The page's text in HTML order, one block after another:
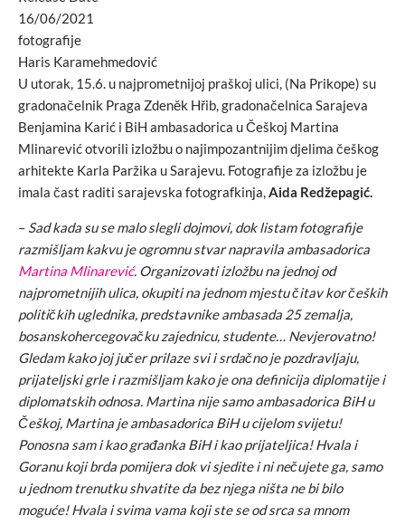
16/06/2021
fotografije
Haris Karamehmedović
U utorak, 15.6. u najprometnijoj praškoj ulici, (Na Prikope) su
gradonačelnik Praga Zdeněk Hřib, gradonačelnica Sarajeva
Benjamina Karić i BiH ambasadorica u Češkoj Martina
Mlinarević otvorili izložbu o najimpozantnijim djelima češkog
arhitekte Karla Paržika u Sarajevu. Fotografije za izložbu je
imala čast raditi sarajevska fotografkinja,Aida Redžepagić.
– Sad kada su se malo slegli dojmovi, dok listam fotografije
razmišljam kakvu je ogromnu stvar napravila ambasadorica
Martina Mlinarević. Organizovati izložbu na jednoj od
najprometnijih ulica, okupiti na jednom mjestu čitav kor čeških
političkih uglednika, predstavnike ambasada 25 zemalja,
bosanskohercegovačku zajednicu, studente… Nevjerovatno!
Gledam kako joj jučer prilaze svi i srdačno je pozdravljaju,
prijateljski grle i razmišljam kako je ona definicija diplomatije i
diplomatskih odnosa. Martina nije samo ambasadorica BiH u
Češkoj, Martina je ambasadorica BiH u cijelom svijetu!
Ponosna sam i kao građanka BiH i kao prijateljica! Hvala i
Goranu koji brda pomijera dok vi sjedite i ni nečujete ga, samo
u jednom trenutku shvatite da bez njega ništa ne bi bilo
moguće! Hvala i svima vama koji ste se od srca sa mnom